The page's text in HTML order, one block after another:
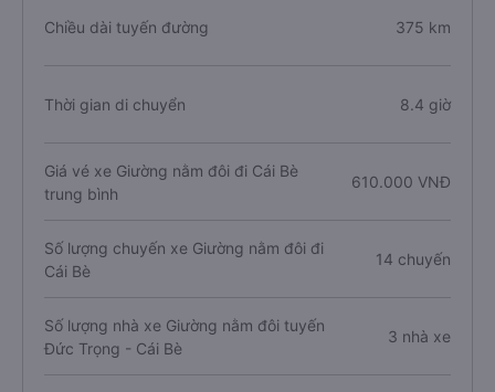
Chiều dài tuyến đường 375 km
Thời gian di chuyển 8.4 giờ
Giá vé xe Giường nằm đôi đi Cái Bè
trung bình
610.000 VNĐ
Số lượng chuyến xe Giường nằm đôi đi
Cái Bè
14 chuyến
Số lượng nhà xe Giường nằm đôi tuyến
Đức Trọng - Cái Bè
3 nhà xe